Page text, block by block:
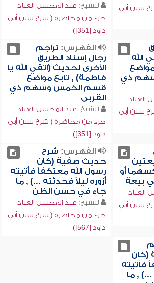
سنن أبي
للشيخ: عبد المحسن العباد
جزء من محاضرة ( شرح سنن أبي
داود [351])
الله
ذي
العباد
سنن أبي
الفهرس: تراجم
رجال إسناد الطريق
الأخرى لحديث (اتقي الله يا
فاطمة) , تابع مواضع
قسم الخمس وسهم ذي
القربى
للشيخ: عبد المحسن العباد
جزء من محاضرة ( شرح سنن أبي
داود [351])
أو
بيعة
العباد
سنن أبي
الفهرس: شرح
حديث صفية (كان
رسول الله معتكفاً فأتيته
أزوره ليلاً فحدثته ...) , ما
جاء في حسن الظن
للشيخ: عبد المحسن العباد
جزء من محاضرة ( شرح سنن أبي
داود [567])
(كان
فأتيته
...) , ما